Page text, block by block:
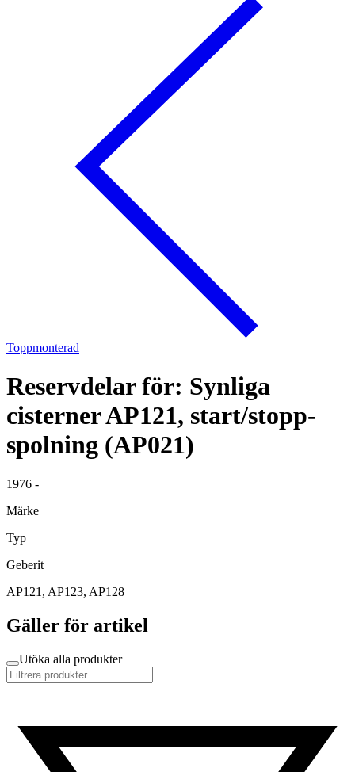
Toppmonterad
Reservdelar för: Synliga
cisterner AP121, start/stopp-
spolning (AP021)
1976 -
Märke
Typ
Geberit
AP121, AP123, AP128
Gäller för artikel
Utöka alla produkter